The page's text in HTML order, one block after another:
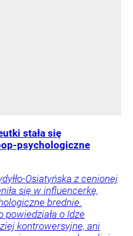
stała się
psychologiczne
Osiatyńska z cenionej
się w influencerkę,
brednie.
powiedziała o Idze
kontrowersyjne, ani